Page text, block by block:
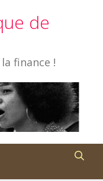
de
finance !